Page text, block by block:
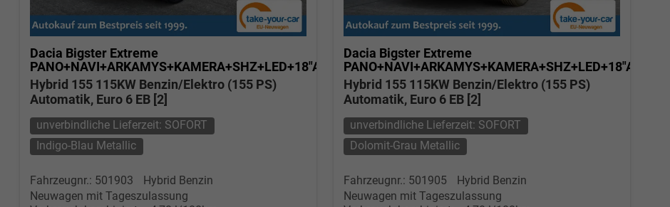
Dacia Bigster Extreme
PANO+NAVI+ARKAMYS+KAMERA+SHZ+LED+18"ALU
Hybrid 155 115KW Benzin/Elektro (155 PS)
Automatik, Euro 6 EB [2]
unverbindliche Lieferzeit: SOFORT
Indigo-Blau Metallic
Fahrzeugnr.: 501903
Hybrid Benzin
Neuwagen mit Tageszulassung
Dacia Bigster Extreme
PANO+NAVI+ARKAMYS+KAMERA+SHZ+LED+18"ALU
Hybrid 155 115KW Benzin/Elektro (155 PS)
Automatik, Euro 6 EB [2]
unverbindliche Lieferzeit: SOFORT
Dolomit-Grau Metallic
Fahrzeugnr.: 501905
Hybrid Benzin
Neuwagen mit Tageszulassung